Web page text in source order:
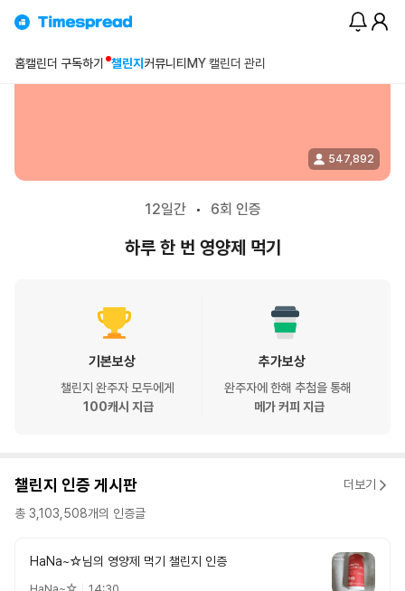
홈캘린더 구독하기 챌린지커뮤니티MY 캘린더 관리
챌린지>영양제 먹기 챌린지
547,892
영
양
12일간 6회 인증
하루 한 번 영양제 먹기
기본보상
챌린지 완주자 모두에게
100캐시 지급
추가보상
완주자에 한해 추첨을 통해
메가 커피 지급
챌린지 인증 게시판
더보기
총 3,103,508개의 인증글
HaNa~☆님의 영양제 먹기 챌린지 인증